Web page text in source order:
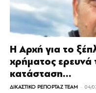
Η Αρχή για το
χρήματος ερευνά
κατάσταση...
ΔΙΚΑΣΤΙΚΟ ΡΕΠΟΡΤΑΖ TEAM - 04/